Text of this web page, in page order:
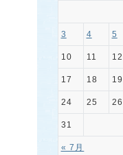
« 7月
3 4 5
10 11 12
17 18 19
24 25 26
31